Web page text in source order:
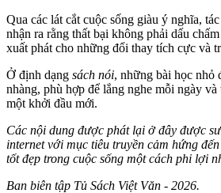
Qua các lát cắt cuộc sống giàu ý nghĩa,
nhận ra rằng thất bại không phải dấu
xuất phát cho những đổi thay tích cực và
Ở định dạng sách nói, những bài học nhỏ
nhàng, phù hợp để lắng nghe mỗi ngày
một khởi đầu mới.
Các nội dung được phát lại ở đây được
internet với mục tiêu truyền cảm hứng
tốt đẹp trong cuộc sống một cách phi lợi
Ban biên tập Tủ Sách Việt Văn - 2026.